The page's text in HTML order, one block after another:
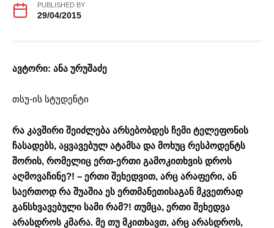
PUBLISHED BY
29/04/2015
ავტორი: ანა ურუშაძე
თსუ-ის სტუდენტი
რა კავშირი შეიძლება არსებობდეს ჩემი ტელეფონის
ჩასადებს, აყვავებულ ატამსა და მოხუც რესპოდენტს
შორის, რომელიც ერთ-ერთი გამოკითხვის დროს
აღმოვაჩინე?! – ერთი შეხედვით, არც არაფერი, ან
საერთოდ რა შუაშია ეს ერთმანეთისაგან მკვეთრად
განსხვავებული სამი რამ?! თუმცა, ერთი შეხედვა
არასდროს კმარა. მე თუ მკითხავთ, არც არასდროს,